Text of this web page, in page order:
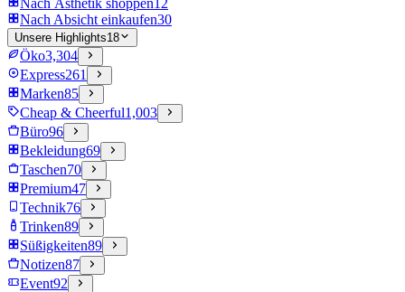
Nach Ästhetik shoppen12
Nach Absicht einkaufen30
Unsere Highlights18
Öko3,304
Express261
Marken85
Cheap & Cheerful1,003
Büro96
Bekleidung69
Taschen70
Premium47
Technik76
Trinken89
Süßigkeiten89
Notizen87
Event92